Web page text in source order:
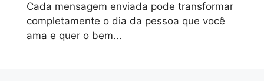
Cada mensagem enviada pode transformar
completamente o dia da pessoa que você
ama e quer o bem...